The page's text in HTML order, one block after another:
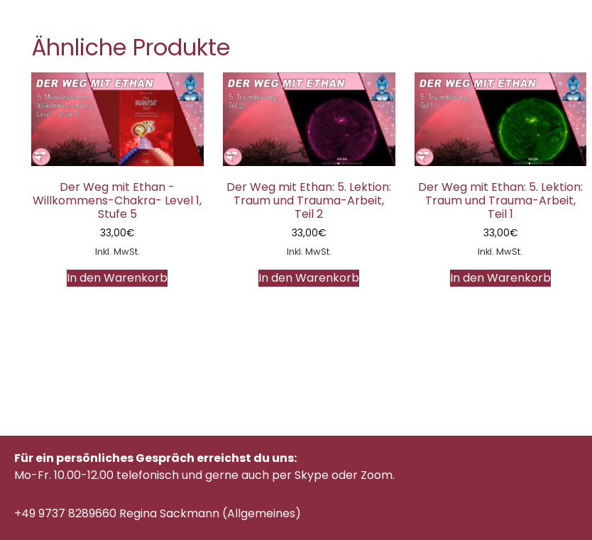
Ähnliche Produkte
Der Weg mit Ethan -
Willkommens-Chakra- Level 1,
Stufe 5
33,00€
Inkl. MwSt.
In den Warenkorb
Der Weg mit Ethan: 5. Lektion:
Traum und Trauma-Arbeit,
Teil 2
33,00€
Inkl. MwSt.
In den Warenkorb
Der Weg mit Ethan: 5. Lektion:
Traum und Trauma-Arbeit,
Teil 1
33,00€
Inkl. MwSt.
In den Warenkorb
Für ein persönliches Gespräch erreichst du uns:
Mo-Fr. 10.00-12.00 telefonischund gerne auch per Skype oder Zoom.
+49 9737 8289660 Regina Sackmann (Allgemeines)